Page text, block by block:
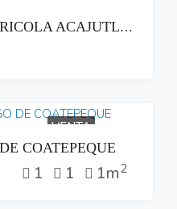
VENTA TERRENO AGRICOLA ACAJUTLA SONSONATE CON HACIENDA GANADERA
VENTA
COATEPEQUE
1 1 1m2